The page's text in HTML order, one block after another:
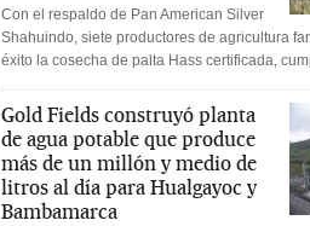
Con el respaldo de Pan American Silver
Shahuindo, siete productores de agricultura
éxito la cosecha de palta Hass certificada,
Gold Fields construyó planta
de agua potable que produce
más de un millón y medio de
litros al día para Hualgayoc y
Bambamarca